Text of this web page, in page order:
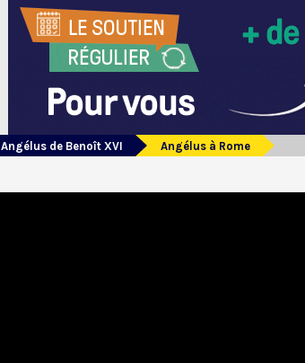
Angélus de Benoît XVI Angélus à Rome